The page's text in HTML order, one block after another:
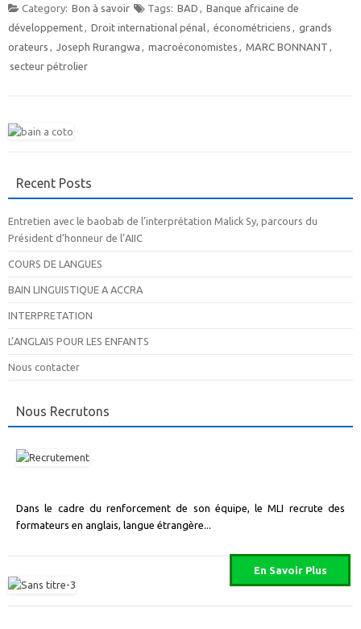
Category: Bon à savoir Tags: BAD , Banque africaine de
développement, Droit international pénal, économétriciens , grands
orateurs , Joseph Rurangwa , macroéconomistes , MARC BONNANT ,
secteur pétrolier
Recent Posts
Entretien avec le baobab de l’interprétation Malick Sy, parcours du
Président d’honneur de l’AIIC
COURS DE LANGUES
BAIN LINGUISTIQUE A ACCRA
INTERPRETATION
L’ANGLAIS POUR LES ENFANTS
Nous contacter
Nous Recrutons
Dans le cadre du renforcement de son équipe, le MLI recrute des
formateurs en anglais, langue étrangère...